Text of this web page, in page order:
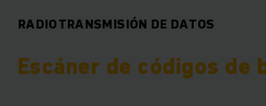
RADIOTRANSMISIÓN DE DATOS
Escáner de códigos de